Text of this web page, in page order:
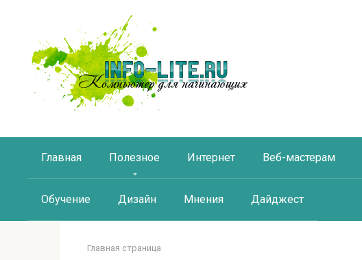
контенту
Главная Полезное Интернет Веб-мастерам
Обучение Дизайн Мнения Дайджест
Главная страница